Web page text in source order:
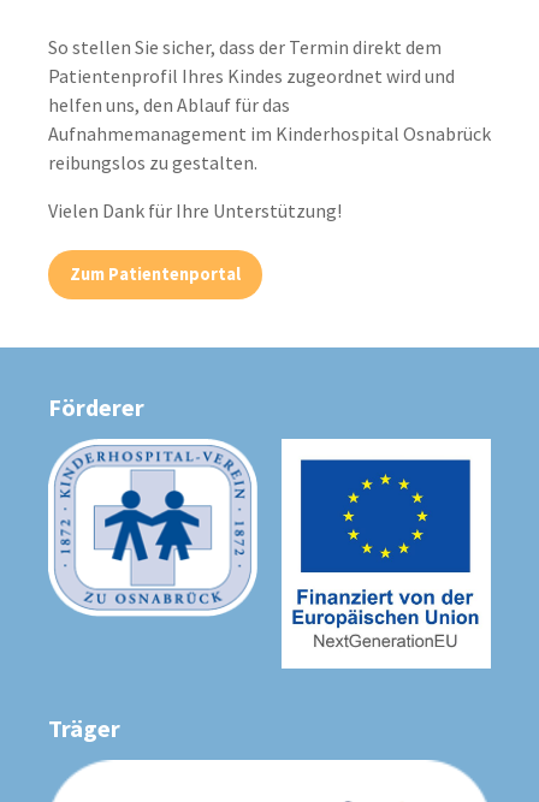
So stellen Sie sicher, dass der Termin direkt dem
Patientenprofil Ihres Kindes zugeordnet wird und
helfen uns, den Ablauf für das
Aufnahmemanagement im Kinderhospital Osnabrück
reibungslos zu gestalten.
Vielen Dank für Ihre Unterstützung!
Zum Patientenportal
Förderer
Träger